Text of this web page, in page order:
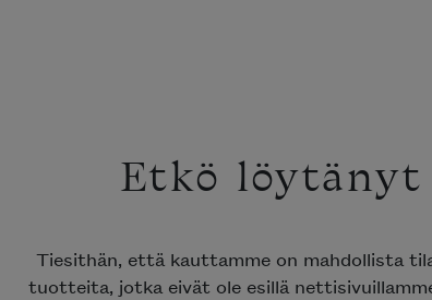
Etkö löytänyt
Tiesithän, että kauttamme on mahdollista
tuotteita, jotka eivät ole esillä